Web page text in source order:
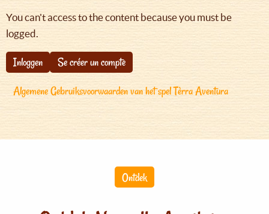
You can't access to the content because you must be
logged.
Inloggen
Se créer un compte
Algemene Gebruiksvoorwaarden van het spel Tèrra Aventura
Ontdek